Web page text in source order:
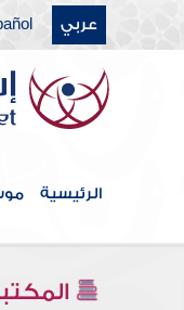
عربي
الرئيسية